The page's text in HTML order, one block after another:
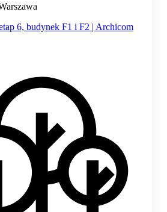
6, budynek F1 i F2 | Archicom